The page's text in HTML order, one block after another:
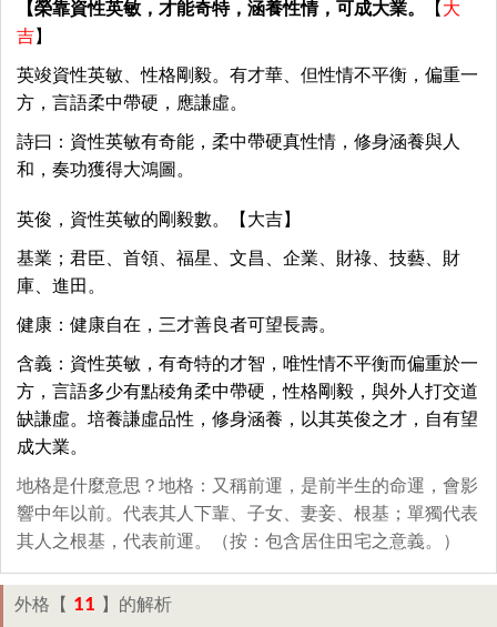
【榮靠資性英敏，才能奇特，涵養性情，可成大業。 【 大
吉】
英竣資性英敏、性格剛毅。有才華、但性情不平衡，偏重一
方，言語柔中帶硬，應謙虛。
詩曰：資性英敏有奇能，柔中帶硬真性情，修身涵養與人
和，奏功獲得大鴻圖。
英俊，資性英敏的剛毅數。【大吉】
基業；君臣、首領、福星、文昌、企業、財祿、技藝、財
庫、進田。
健康：健康自在，三才善良者可望長壽。
含義：資性英敏，有奇特的才智，唯性情不平衡而偏重於一
方，言語多少有點稜角柔中帶硬，性格剛毅，與外人打交道
缺謙虛。培養謙虛品性，修身涵養，以其英俊之才，自有望
成大業。
地格是什麼意思？地格：又稱前運，是前半生的命運，會影
響中年以前。代表其人下輩、子女、妻妾、根基；單獨代表
其人之根基，代表前運。（按：包含居住田宅之意義。）
外格【 11 】的解析